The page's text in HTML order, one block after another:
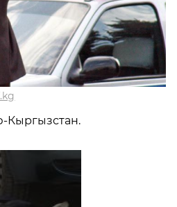
Кыргызстан.